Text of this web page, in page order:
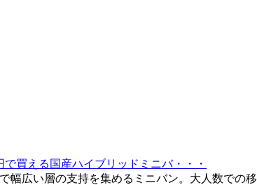
買える国産ハイブリッドミニバ・・・
広い層の支持を集めるミニバン。大人数での